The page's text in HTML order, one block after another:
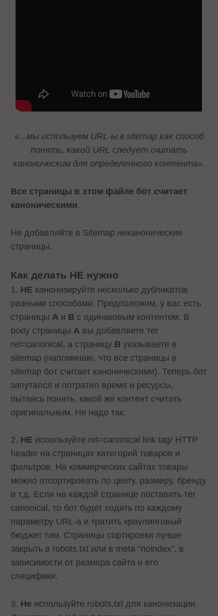
«...мы используем URL-ы в sitemap как способ
понять, какой URL следует считать
каноническим для определенного контента».
Все страницы в этом файле бот считает
каноническими.
Не добавляйте в Sitemap неканонические
страницы.
Как делать НЕ нужно
1. НЕ канонизируйте несколько дубликатов
разными способами. Предположим, у вас есть
страницы А и В с одинаковым контентом. В
body страницы А вы добавляете тег
rel=canonical, а страницу В указываете в
sitemap (напоминаю, что все страницы в
sitemap бот считает каноническими). Теперь бот
запутался и потратил время и ресурсы,
пытаясь понять, какой же контент считать
оригинальным. Не надо так.
2. НЕ используйте rel=canonical link tag/ HTTP
header на страницах категорий товаров и
фильтров. На коммерческих сайтах товары
можно отсортировать по цвету, размеру, бренду
и т.д. Если на каждой странице поставить тег
canonical, то бот будет ходить по каждому
параметру URL-а и тратить краулинговый
бюджет там. Страницы сортировки лучше
закрыть в robots.txt или в meta “noindex”, в
зависимости от размера сайта и его
специфики.
3. Не используйте robots.txt для канонизации.